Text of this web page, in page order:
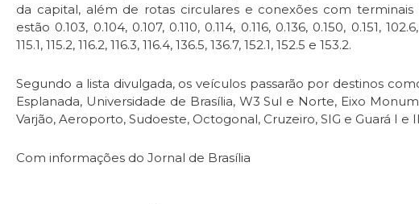
da capital, além de rotas circulares e conexões com terminais
estão 0.103, 0.104, 0.107, 0.110, 0.114, 0.116, 0.136, 0.150, 0.151,
115.1, 115.2, 116.2, 116.3, 116.4, 136.5, 136.7, 152.1, 152.5 e 153.2.
Segundo a lista divulgada, os veículos passarão por destinos
Esplanada, Universidade de Brasília, W3 Sul e Norte, Eixo
Varjão, Aeroporto, Sudoeste, Octogonal, Cruzeiro, SIG e Guará I e
Com informações do Jornal de Brasília